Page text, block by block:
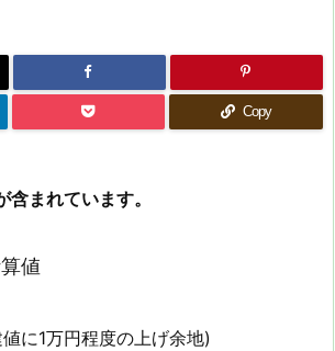
Copy
まれています。
値
に1万円程度の上げ余地)